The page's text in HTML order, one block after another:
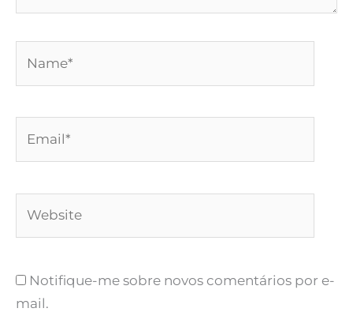
Notifique-me sobre novos comentários por e-
mail.